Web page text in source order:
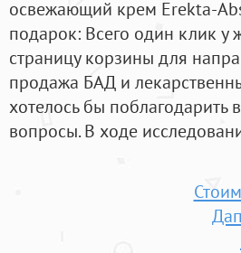
освежающий крем Erekta-
подарок: Всего один клик у
страницу корзины для
продажа БАД и
хотелось бы поблагодарить
вопросы. В ходе